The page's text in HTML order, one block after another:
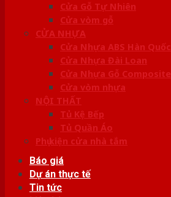
Cửa Gỗ Tự Nhiên
Cửa vòm gỗ
CỬA NHỰA
Cửa Nhựa ABS Hàn Quốc
Cửa Nhựa Đài Loan
Cửa Nhựa Gỗ Composite
Cửa vòm nhựa
NỘI THẤT
Tủ Kệ Bếp
Tủ Quần Áo
Phụ kiện cửa nhà tắm
Báo giá
Dự án thực tế
Tin tức